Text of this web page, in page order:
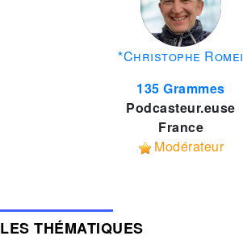
*Christophe Romei
135 Grammes
Podcasteur.euse
France
Modérateur
LES THÉMATIQUES